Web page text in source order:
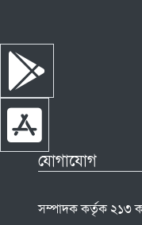
যোগাযোগ
সম্পাদক কর্তৃক ২১৩